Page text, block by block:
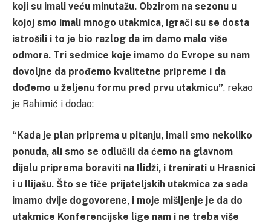
koji su imali veću minutažu. Obzirom na sezonu u
kojoj smo imali mnogo utakmica, igrači su se dosta
istrošili i to je bio razlog da im damo malo više
odmora. Tri sedmice koje imamo do Evrope su nam
dovoljne da prođemo kvalitetne pripreme i da
dođemo u željenu formu pred prvu utakmicu”, rekao
je Rahimić i dodao:
“Kada je plan priprema u pitanju, imali smo nekoliko
ponuda, ali smo se odlučili da ćemo na glavnom
dijelu priprema boraviti na Ilidži, i trenirati u Hrasnici
i u Ilijašu. Što se tiče prijateljskih utakmica za sada
imamo dvije dogovorene, i moje mišljenje je da do
utakmice Konferencijske lige nam i ne treba više